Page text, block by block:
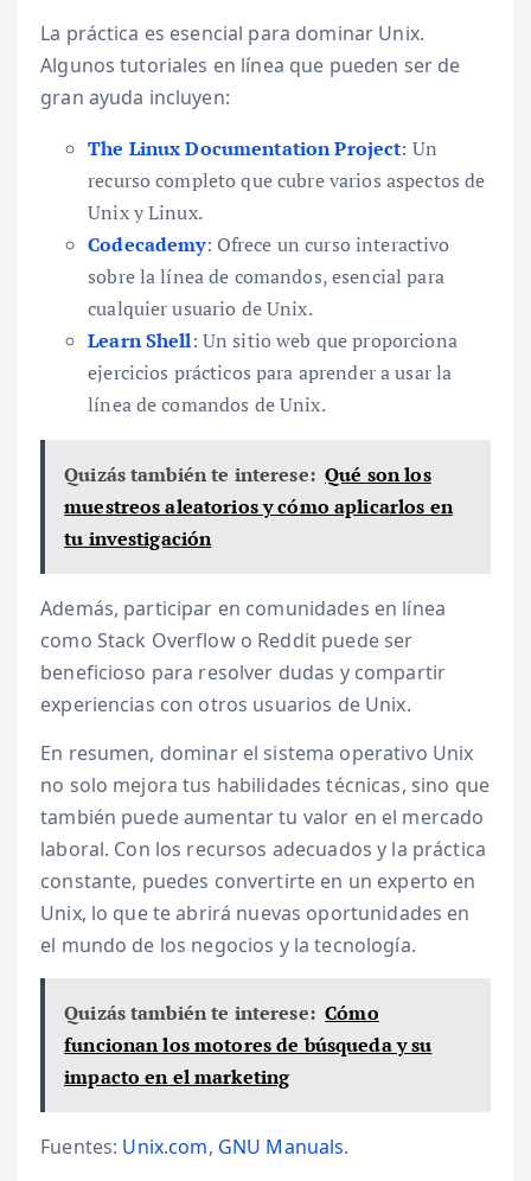
La práctica es esencial para dominar Unix.
Algunos tutoriales en línea que pueden ser de
gran ayuda incluyen:
The Linux Documentation Project: Un
recurso completo que cubre varios aspectos de
Unix y Linux.
Codecademy: Ofrece un curso interactivo
sobre la línea de comandos, esencial para
cualquier usuario de Unix.
Learn Shell: Un sitio web que proporciona
ejercicios prácticos para aprender a usar la
línea de comandos de Unix.
Quizás también te interese: Qué son los
muestreos aleatorios y cómo aplicarlos en
tu investigación
Además, participar en comunidades en línea
como Stack Overflow o Reddit puede ser
beneficioso para resolver dudas y compartir
experiencias con otros usuarios de Unix.
En resumen, dominar el sistema operativo Unix
no solo mejora tus habilidades técnicas, sino que
también puede aumentar tu valor en el mercado
laboral. Con los recursos adecuados y la práctica
constante, puedes convertirte en un experto en
Unix, lo que te abrirá nuevas oportunidades en
el mundo de los negocios y la tecnología.
Quizás también te interese: Cómo
funcionan los motores de búsqueda y su
impacto en el marketing
Fuentes: Unix.com, GNU Manuals.